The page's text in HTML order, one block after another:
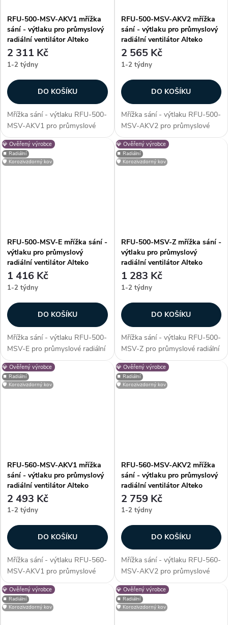
RFU-500-MSV-AKV1 mřížka
sání - výtlaku pro průmyslový
radiální ventilátor Alteko
2 311 Kč
1-2 týdny
DO KOŠÍKU
Mřížka sání - výtlaku RFU-500-
MSV-AKV1 pro průmyslové
radiální ventilátory řady RFU -
500. Mřížka slouží jako
ochranný prvek, který zabrání
RFU-500-MSV-AKV2 mřížka
sání - výtlaku pro průmyslový
radiální ventilátor Alteko
2 565 Kč
1-2 týdny
DO KOŠÍKU
Mřížka sání - výtlaku RFU-500-
MSV-AKV2 pro průmyslové
radiální ventilátory řady RFU -
500. Mřížka slouží jako
ochranný prvek, který zabrání
💎 Ověřený výrobce
⏹️ Radiální
🛡️ Korozivzdorný kov
RFU-500-MSV-E mřížka sání -
výtlaku pro průmyslový
radiální ventilátor Alteko
1 416 Kč
1-2 týdny
DO KOŠÍKU
Mřížka sání - výtlaku RFU-500-
MSV-E pro průmyslové radiální
ventilátory řady RFU - 500.
Mřížka slouží jako ochranný
prvek, který zabrání vniknutí
💎 Ověřený výrobce
⏹️ Radiální
🛡️ Korozivzdorný kov
RFU-500-MSV-Z mřížka sání -
výtlaku pro průmyslový
radiální ventilátor Alteko
1 283 Kč
1-2 týdny
DO KOŠÍKU
Mřížka sání - výtlaku RFU-500-
MSV-Z pro průmyslové radiální
ventilátory řady RFU - 500.
Mřížka slouží jako ochranný
prvek, který zabrání vniknutí
💎 Ověřený výrobce
⏹️ Radiální
🛡️ Korozivzdorný kov
RFU-560-MSV-AKV1 mřížka
sání - výtlaku pro průmyslový
radiální ventilátor Alteko
2 493 Kč
1-2 týdny
DO KOŠÍKU
Mřížka sání - výtlaku RFU-560-
MSV-AKV1 pro průmyslové
radiální ventilátory řady RFU -
560. Mřížka slouží jako
ochranný prvek, který zabrání
💎 Ověřený výrobce
⏹️ Radiální
🛡️ Korozivzdorný kov
RFU-560-MSV-AKV2 mřížka
sání - výtlaku pro průmyslový
radiální ventilátor Alteko
2 759 Kč
1-2 týdny
DO KOŠÍKU
Mřížka sání - výtlaku RFU-560-
MSV-AKV2 pro průmyslové
radiální ventilátory řady RFU -
560. Mřížka slouží jako
ochranný prvek, který zabrání
💎 Ověřený výrobce
⏹️ Radiální
🛡️ Korozivzdorný kov
💎 Ověřený výrobce
⏹️ Radiální
🛡️ Korozivzdorný kov